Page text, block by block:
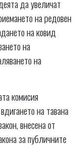
да увеличат
на редовен
на ковид
на
на
комисия
на тавана
внесена от
за публичните